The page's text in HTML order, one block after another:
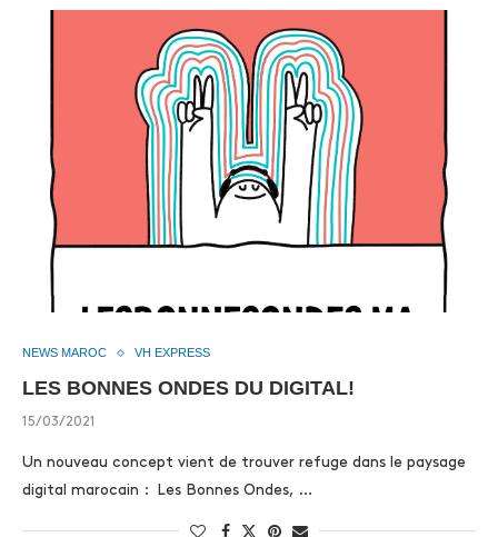
NEWS MAROC VH EXPRESS
LES BONNES ONDES DU DIGITAL!
15/03/2021
Un nouveau concept vient de trouver refuge dans le paysage
digital marocain : Les Bonnes Ondes, …